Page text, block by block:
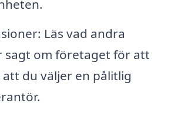
Läs vad andra
sagt om företaget för att
du väljer en pålitlig